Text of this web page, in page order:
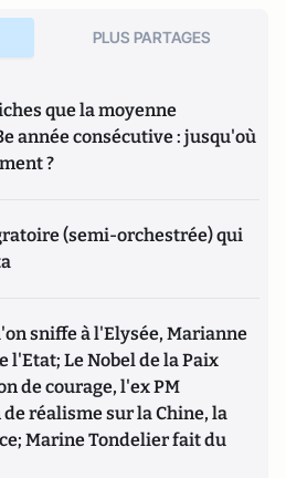
PLUS PARTAGES
que la moyenne
année consécutive : jusqu'où
?
(semi-orchestrée) qui
sniffe à l'Elysée, Marianne
l'Etat; Le Nobel de la Paix
de courage, l'ex PM
réalisme sur la Chine, la
Marine Tondelier fait du